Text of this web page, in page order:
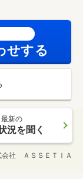
せする
最新の
況を聞く
社 ＡＳＳＥＴＩＡ